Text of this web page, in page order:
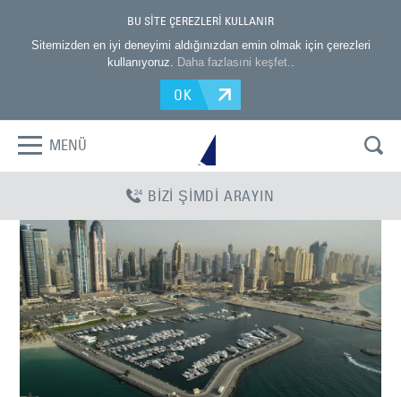
BU SİTE ÇEREZLERİ KULLANIR
Sitemizden en iyi deneyimi aldığınızdan emin olmak için çerezleri
kullanıyoruz. Daha fazlasıni keşfet..
OK
MENÜ
BİZİ ŞİMDİ ARAYIN